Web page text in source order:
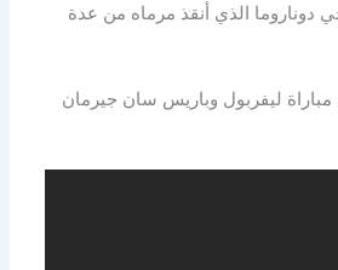
دوناروما الذي أنقذ مرماه من عدة
ليفربول وباريس سان جيرمان